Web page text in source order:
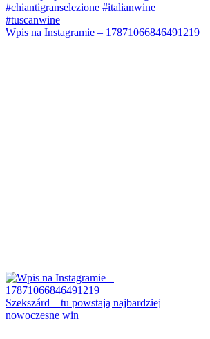
Wpis na Instagramie – 17871066846491219
Szekszárd – tu powstają najbardziej
nowoczesne win